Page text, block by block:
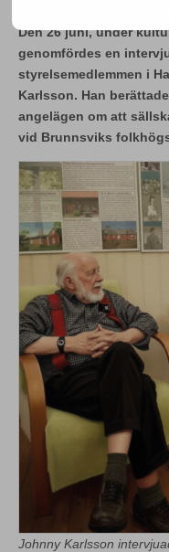
Den 26 juni, under
genomfördes en
styrelsemedlemmen i
Karlsson. Han
angelägen om att
vid Brunnsviks
Johnny Karlsson